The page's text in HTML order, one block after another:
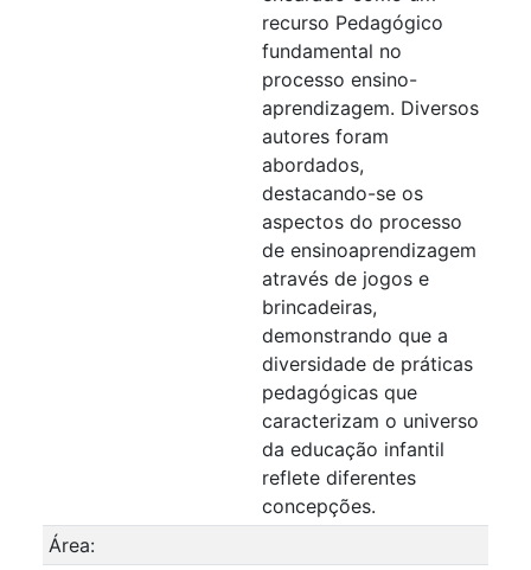
recurso Pedagógico
fundamental no
processo ensino-
aprendizagem. Diversos
autores foram
abordados,
destacando-se os
aspectos do processo
de ensinoaprendizagem
através de jogos e
brincadeiras,
demonstrando que a
diversidade de práticas
pedagógicas que
caracterizam o universo
da educação infantil
reflete diferentes
concepções.
Área: